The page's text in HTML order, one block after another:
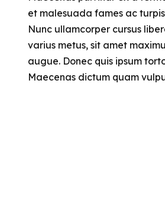
et malesuada fames ac
Nunc ullamcorper cursus
varius metus, sit amet
augue. Donec quis ipsum
Maecenas dictum quam